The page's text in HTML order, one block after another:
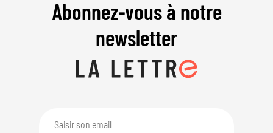
Abonnez-vous à notre
newsletter